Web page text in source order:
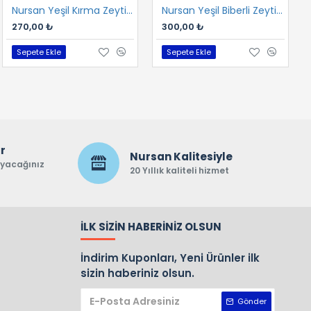
Nursan Dalından İri Kuru Gemlik Sele 800 gr
650,00 ₺
Sepete Ekle
Nursan Yeşil Kırma Zeytin 1 kg
270,00 ₺
Sepete Ekle
Nursan Yeşil Biberli Zeytin 1 kg
300,00 ₺
Sepete Ekle
Nursan Kalitesiyle
20 Yıllık kaliteli hizmet
İLK SIZIN HABERINIZ OLSUN
İndirim Kuponları, Yeni Ürünler ilk
sizin haberiniz olsun.
Gönder